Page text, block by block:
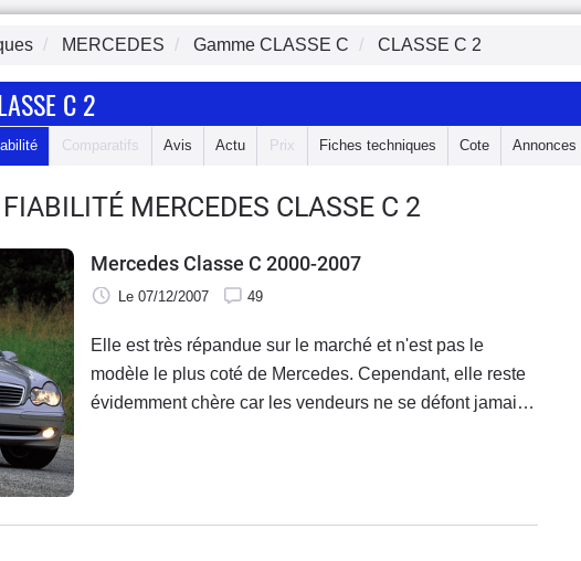
MERCEDES Gamme CLASSE C CLASSE C 2
C 2
Comparatifs Avis Actu Prix Fiches techniques Cote Annonces
MERCEDES CLASSE C 2
Mercedes Classe C 2000-2007
Le 07/12/2007 49
Elle est très répandue sur le marché et n'est pas le
modèle le plus coté de Mercedes. Cependant, elle reste
évidemment chère car les vendeurs ne se défont jamais